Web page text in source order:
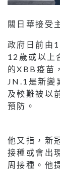
關日華接受
政府日前由
12歲或以上
的XBB疫苗
JN.1是新變
及較難被以
預防。
他又指，新
接種或會出
周接種。他